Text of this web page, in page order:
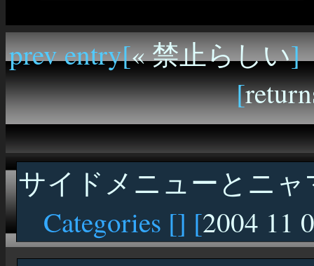
prev entry[« 禁止らしい]
[
サイドメニューとニ
Categories [] [2004 11